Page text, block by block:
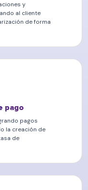
y
al cliente
de forma
pago
pagos
la creación de
de